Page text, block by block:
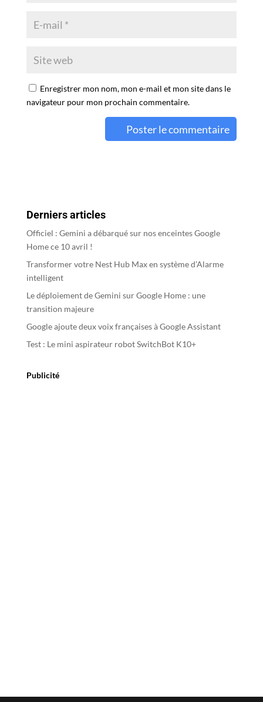
Enregistrer mon nom, mon e-mail et mon site dans le
navigateur pour mon prochain commentaire.
n
a
t
v
e
:
Derniers articles
Officiel : Gemini a débarqué sur nos enceintes Google
Home ce 10 avril !
Transformer votre Nest Hub Max en système d’Alarme
intelligent
Le déploiement de Gemini sur Google Home : une
transition majeure
Google ajoute deux voix françaises à Google Assistant
Test : Le mini aspirateur robot SwitchBot K10+
Publicité